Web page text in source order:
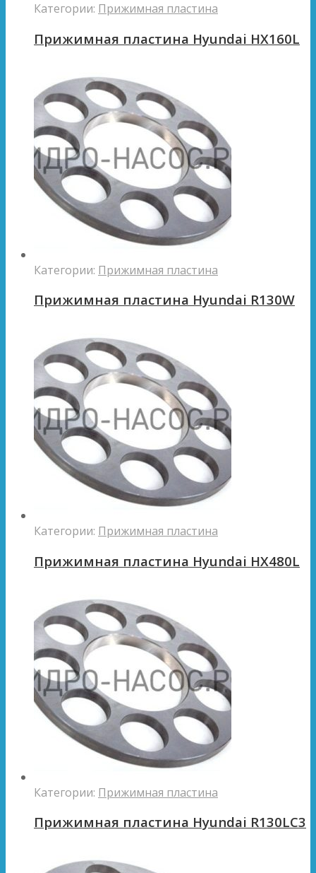
Категории: Прижимная пластина
Прижимная пластина Hyundai HX160L
Категории: Прижимная пластина
Прижимная пластина Hyundai R130W
Категории: Прижимная пластина
Прижимная пластина Hyundai HX480L
Категории: Прижимная пластина
Прижимная пластина Hyundai R130LC3